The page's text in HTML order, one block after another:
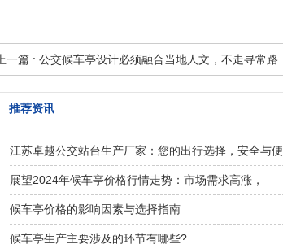
上一篇 : 公交候车亭设计必须融合当地人文，不走寻常路
推荐资讯
江苏卓越公交站台生产厂家：您的出行选择，安全与便
展望2024年候车亭价格行情走势：市场需求高涨，
候车亭价格的影响因素与选择指南
候车亭生产主要涉及的环节有哪些?